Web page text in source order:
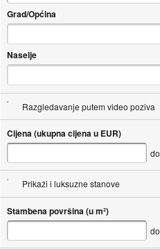
Grad/Općina
Naselje
Razgledavanje putem video poziva
Cijena (ukupna cijena u EUR)
do
Prikaži i luksuzne stanove
Stambena površina (u m²)
do